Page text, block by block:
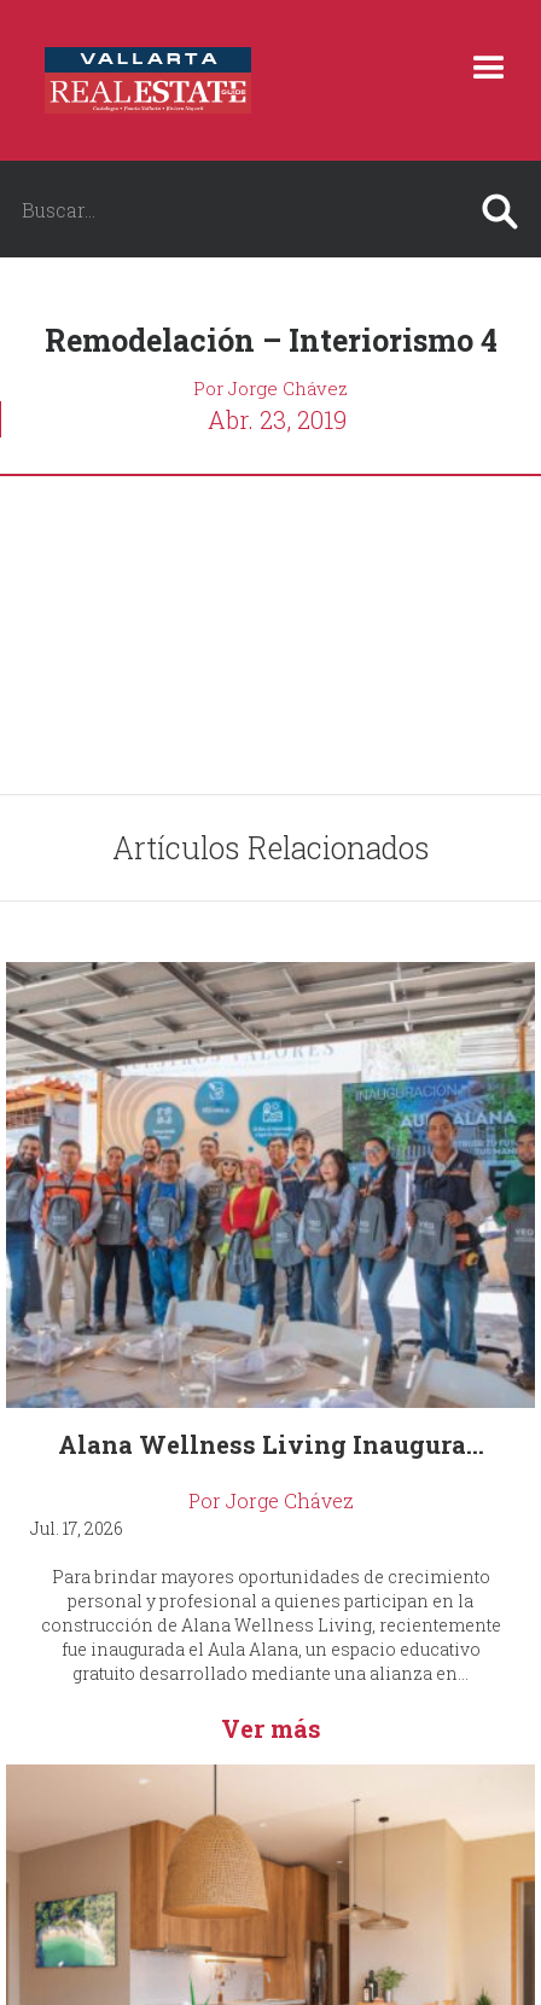
Remodelación – Interiorismo 4
Por Jorge Chávez
Abr. 23, 2019
Artículos Relacionados
Alana Wellness Living Inaugura...
Por Jorge Chávez
Jul. 17, 2026
Para brindar mayores oportunidades de crecimiento
personal y profesional a quienes participan en la
construcción de Alana Wellness Living, recientemente
fue inaugurada el Aula Alana, un espacio educativo
gratuito desarrollado mediante una alianza en...
Ver más